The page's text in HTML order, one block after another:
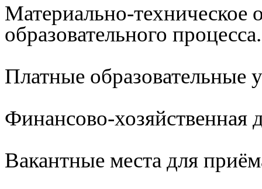
Материально-техническое
образовательного
Платные образовательные
Финансово-хозяйственная
Вакантные места для